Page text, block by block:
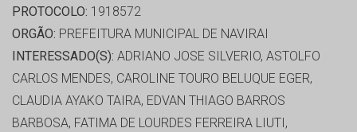
PROTOCOLO: 1918572
ORGÃO: PREFEITURA MUNICIPAL DE NAVIRAI
INTERESSADO(S): ADRIANO JOSE SILVERIO, ASTOLFO
CARLOS MENDES, CAROLINE TOURO BELUQUE EGER,
CLAUDIA AYAKO TAIRA, EDVAN THIAGO BARROS
BARBOSA, FATIMA DE LOURDES FERREIRA LIUTI,